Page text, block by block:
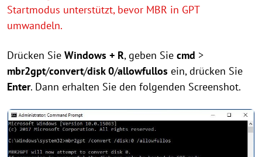
Startmodus unterstützt, bevor MBR in GPT
umwandeln.
Drücken Sie Windows + R, geben Sie cmd >
mbr2gpt/convert/disk 0/allowfullos ein, drücken Sie
Enter. Dann erhalten Sie den folgenden Screenshot.